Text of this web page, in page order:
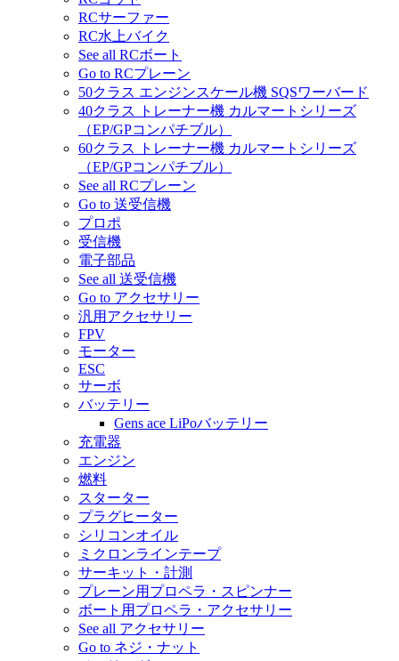
RCサーファー
RC水上バイク
See all RCボート
Go to RCプレーン
50クラス エンジンスケール機 SQSワーバード
40クラス トレーナー機 カルマートシリーズ
（EP/GPコンパチブル）
60クラス トレーナー機 カルマートシリーズ
（EP/GPコンパチブル）
See all RCプレーン
Go to 送受信機
プロポ
受信機
電子部品
See all 送受信機
Go to アクセサリー
汎用アクセサリー
FPV
モーター
ESC
サーボ
バッテリー
Gens ace LiPoバッテリー
充電器
エンジン
燃料
スターター
プラグヒーター
シリコンオイル
ミクロンラインテープ
サーキット・計測
プレーン用プロペラ・スピンナー
ボート用プロペラ・アクセサリー
See all アクセサリー
Go to ネジ・ナット